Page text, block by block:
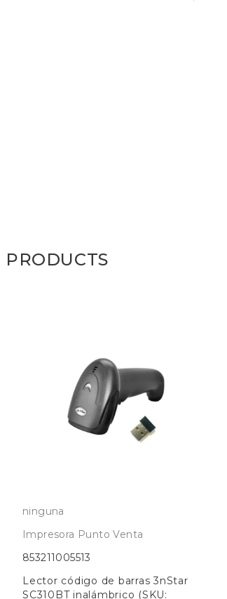
PRODUCTS
ninguna
Impresora Punto Venta
853211005513
Lector código de barras 3nStar
SC310BT inalámbrico (SKU: